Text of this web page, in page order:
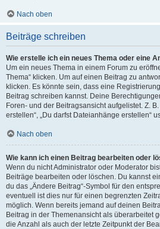
Nach oben
Beiträge schreiben
Wie erstelle ich ein neues Thema oder eine
Um ein neues Thema in einem Forum zu
Thema“ klicken. Um auf einen Beitrag zu
klicken. Es könnte sein, dass eine
Beitrag schreiben kannst. Deine
Foren- und der Beitragsansicht aufgelistet. Z.
erstellen“, „Du darfst Dateianhänge erstellen“
Nach oben
Wie kann ich einen Beitrag bearbeiten oder
Wenn du nicht Administrator oder Moderator
Beiträge bearbeiten oder löschen. Du kannst
du das „Ändere Beitrag“-Symbol für den
eventuell ist dies nur für einen begrenzten
möglich. Wenn bereits jemand auf deinen
Beitrag in der Themenansicht als überarbeitet
die Anzahl als auch der letzte Zeitpunkt der